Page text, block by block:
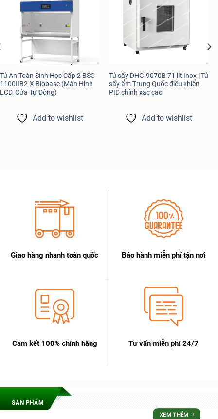
Tủ An Toàn Sinh Học Cấp 2 BSC-
1100IIB2-X Biobase (Màn Hình
LCD, Cửa Tự Động)
Add to wishlist
Tủ sấy DHG-9070B 71 lít Inox | Tủ
sấy ẩm Trung Quốc điều khiển
PID chính xác cao
Add to wishlist
Giao hàng nhanh toàn quốc Bảo hành miễn phí tận nơi
Cam kết 100% chính hãng Tư vấn miễn phí 24/7
SẢN PHẨM
XEM THÊM